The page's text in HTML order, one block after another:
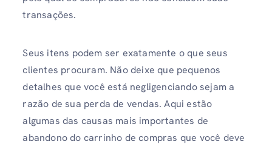
transações.
Seus itens podem ser exatamente o que seus
clientes procuram. Não deixe que pequenos
detalhes que você está negligenciando sejam a
razão de sua perda de vendas. Aqui estão
algumas das causas mais importantes de
abandono do carrinho de compras que você deve